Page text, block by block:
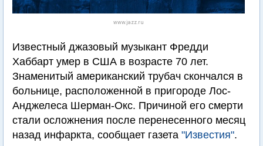
www.jazz.ru
Известный джазовый музыкант Фредди
Хаббарт умер в США в возрасте 70 лет.
Знаменитый американский трубач скончался в
больнице, расположенной в пригороде Лос-
Анджелеса Шерман-Окс. Причиной его смерти
стали осложнения после перенесенного месяц
назад инфаркта, сообщает газета "Известия".